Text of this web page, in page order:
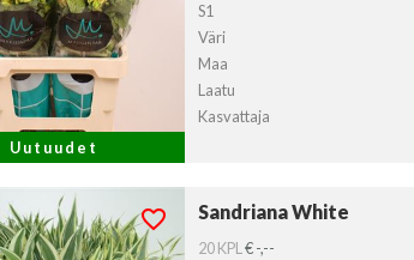
Uutuudet
S1
Väri
Maa
Laatu
Kasvattaja
Sandriana White
20 KPL€ -,--
White
lähtöpäivää ei ole valittu.